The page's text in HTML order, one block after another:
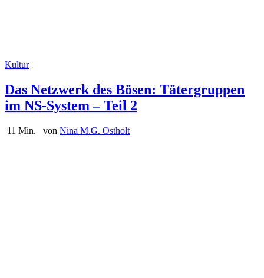
Kultur
Das Netzwerk des Bösen: Tätergruppen
im NS-System – Teil 2
11 Min. von Nina M.G. Ostholt